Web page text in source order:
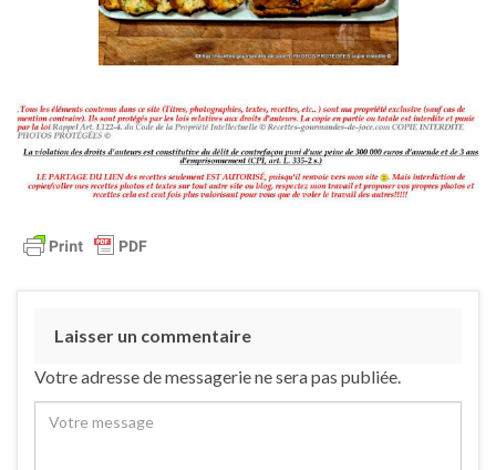
Laisser un commentaire
Votre adresse de messagerie ne sera pas publiée.